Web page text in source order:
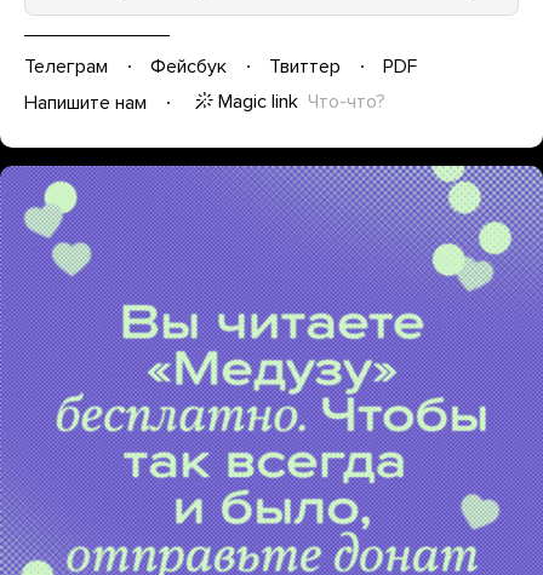
Телеграм Фейсбук Твиттер
PDF
Напишите нам
Magic link Что-что?